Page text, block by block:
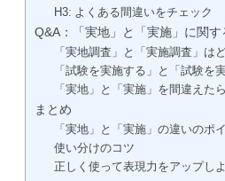
H3: よくある間違いをチェック
Q&A：「実地」と「実施」に関す
「実地調査」と「実施調査」は
「試験を実施する」と「試験を
「実地」と「実施」を間違えた
まとめ
「実地」と「実施」の違いのポ
使い分けのコツ
正しく使って表現力をアップしよ